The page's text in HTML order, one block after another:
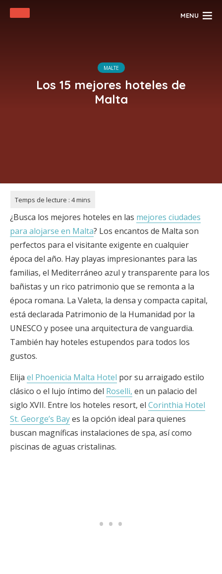
MENU
MALTE
Los 15 mejores hoteles de
Malta
¿Busca los mejores hoteles en las mejores ciudades
para alojarse en Malta? Los encantos de Malta son
perfectos para el visitante exigente en cualquier
época del año. Hay playas impresionantes para las
familias, el Mediterráneo azul y transparente para los
bañistas y un rico patrimonio que se remonta a la
época romana. La Valeta, la densa y compacta capital,
está declarada Patrimonio de la Humanidad por la
UNESCO y posee una arquitectura de vanguardia.
También hay hoteles estupendos para todos los
gustos.
Elija el Phoenicia Malta Hotel por su arraigado estilo
clásico o el lujo íntimo del Roselli, en un palacio del
siglo XVII. Entre los hoteles resort, el Corinthia Hotel
St. George’s Bayes la opción ideal para quienes
buscan magníficas instalaciones de spa, así como
piscinas de aguas cristalinas.